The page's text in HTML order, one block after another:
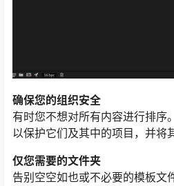
确保您的组织安全
有时您不想对所有内容进行排序
以保护它们及其中的项目，并将
仅您需要的文件夹
告别空空如也或不必要的模板